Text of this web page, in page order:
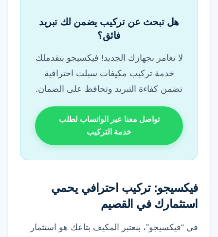
هل تبحث عن تركيب يضمن لك تبريد
فائق؟
لا تغامر بجهازك الجديد! فيكسيجو بتقدملك
خدمة تركيب مكيفات سبلت احترافية
تضمن كفاءة التبريد وتحافظ على الضمان.
تواصل معنا عبر الواتساب لطلب
خدمة التركيب
فيكسيجو: تركيب احترافي يحمي
استثمارك في القصيم
في “فيكسيجو”، بنعتبر المكيف بتاعك هو استثمار